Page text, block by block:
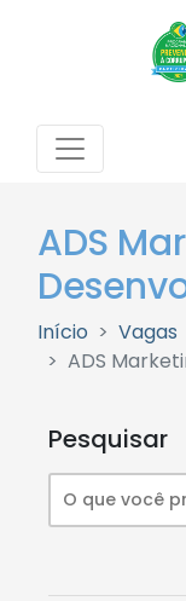
ADS
Início
Vagas
ADS
Pesquisar